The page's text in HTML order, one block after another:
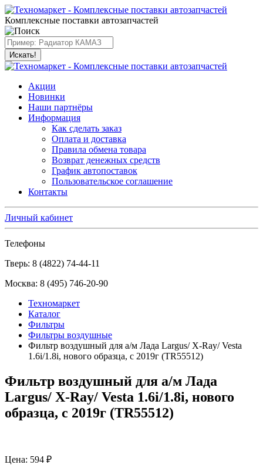
Комплексные поставки автозапчастей
Искать!
Акции
Новинки
Наши партнёры
Информация
Как сделать заказ
Оплата и доставка
Правила обмена товара
Возврат денежных средств
График автопоставок
Пользовательское соглашение
Контакты
Личный кабинет
Телефоны
Тверь: 8 (4822) 74-44-11
Москва: 8 (495) 746-20-90
Техномаркет
Каталог
Фильтры
Фильтры воздушные
Фильтр воздушный для а/м Лада Largus/ X-Ray/ Vesta
1.6i/1.8i, нового образца, с 2019г (TR55512)
Фильтр воздушный для а/м Лада
Largus/ X-Ray/ Vesta 1.6i/1.8i, нового
образца, с 2019г (TR55512)
Цена: 594 ₽